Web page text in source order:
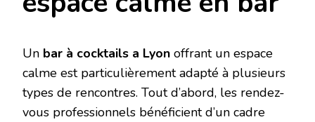
Un bar à cocktails a Lyon offrant un espace
calme est particulièrement adapté à plusieurs
types de rencontres. Tout d’abord, les rendez-
vous professionnels bénéficient d’un cadre